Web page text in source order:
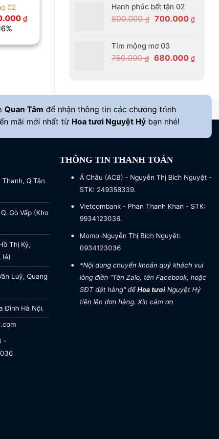
800.000 ₫.
Hạnh phúc bất tận 02
800.000₫ Giá
800.000 ₫.
700.000 ₫Giá
Tím mộng mơ 03
750.000₫ Giá
680.000 ₫Giá
02
₫Giá
hiện
630.000 ₫.
Quan Tâm để nhận thông tin các chương trình
mãi mới nhất từ Hoa tươi Nguyệt Hỷ bạn nhé!
Thạnh, Q Tân
Gò Vấp (Kho
Thị Kỷ,
lẻ)
Luỹ, Quang
Đình Hà Nội.
-
THÔNG TIN THANH TOÁN
Á Châu (ACB) - Nguyễn Thị Bích Nguyệt -
STK: 249358339.
Vietcombank - Phan Thanh Khan - STK:
9934123036.
Momo-Nguyễn Thị Bích Nguyệt:
0934123036
*Nội dung chuyển khoản quý khách vui
lòng điền "Tên Zalo, tên Facebook, hoặc
SĐT đặt hàng" đểHoa tươiNguyệt Hỷ
tiện lên đơn hàng. Xin cảm ơn